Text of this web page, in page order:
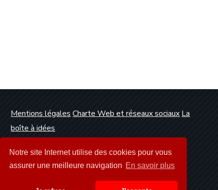
Notre site Internet utilise des cookies pour vous
assurer une meilleure navigation En savoir plus
Mentions légales Charte Web et réseaux sociaux La
boîte à idées
Dunkerque